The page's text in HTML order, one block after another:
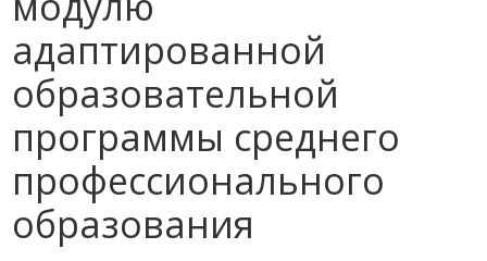
адаптированной
образовательной
программы среднего
профессионального
образования